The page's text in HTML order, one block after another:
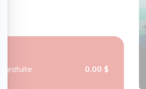
gratuite 0.00 $